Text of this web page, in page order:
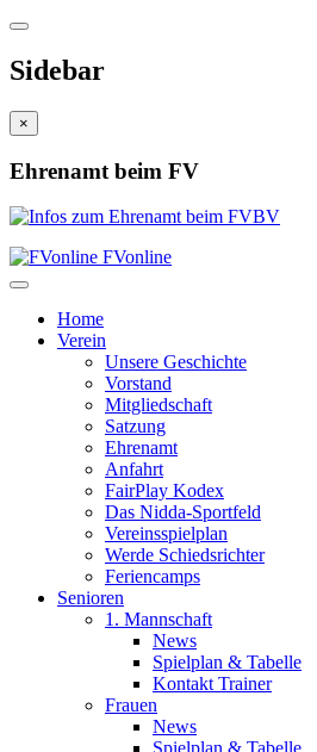
Sidebar
×
Ehrenamt beim FV
FVonline
Home
Verein
Unsere Geschichte
Vorstand
Mitgliedschaft
Satzung
Ehrenamt
Anfahrt
FairPlay Kodex
Das Nidda-Sportfeld
Vereinsspielplan
Werde Schiedsrichter
Feriencamps
Senioren
1. Mannschaft
News
Spielplan & Tabelle
Kontakt Trainer
Frauen
News